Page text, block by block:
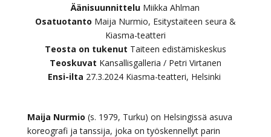
Äänisuunnittelu Miikka Ahlman
Osatuotanto Maija Nurmio, Esitystaiteen seura &
Kiasma-teatteri
Teosta on tukenut Taiteen edistämiskeskus
Teoskuvat Kansallisgalleria / Petri Virtanen
Ensi-ilta 27.3.2024 Kiasma-teatteri, Helsinki
Maija Nurmio (s. 1979, Turku) on Helsingissä asuva
koreografi ja tanssija, joka on työskennellyt parin